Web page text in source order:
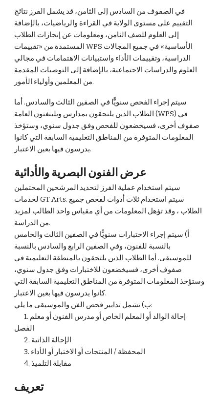
في الصفوف من السادس إلى الثامن، قد يشمل الفرز نتائج
التقييم على مستوى الولاية في القراءة والرياضيات، بالإضافة
إلى العلوم للصف الثامن، ومعلومات عن إنجازات الطلاب
المستمدة من «تقييمات WPS الأساسية» في جميع المجالات
الدراسية، وتقييمات الأداء واستبيانات الاهتمامات في مجالي
العلوم والدراسات الاجتماعية، بالإضافة إلى التوصيات المقدمة
من المعلمين وأولياء الأمور.
سيتم إجراء الفحص سنويًّا في الصفين الثالث والسادس. أما
الطلاب الذين يلتحقون بمدارس ويلينغتون العامة (WPS) في
صفوف أخرى، فسيخضعون للفحص وفق جدول سنوي، وستؤخذ
المعلومات المتوفرة من المناطق التعليمية السابقة التي كانوا
يدرسون فيها بعين الاعتبار.
عرض الفنون البصرية والأدائية
سيتم استخدام عملية الفرز لتحديد المرشحين المحتملين
لخدمات GT Arts. سيتم استخدام ثلاث أدوات لفحص جميع
الطلاب ، وقد تؤهل المعلومات من أي مقياس واحد الطالب لمزيد
من الدراسة.
أ) سيتم إجراء الاختبارات سنويًّا في الصفين الثالث والخامس
بالنسبة للفنون، وفي الصفين الرابع والسادس بالنسبة
للموسيقى. أما الطلاب الذين يلتحقون بالمنطقة التعليمية في
صفوف أخرى، فسيخضعون للاختبارات وفق جدول سنوي،
وستؤخذ المعلومات المتوفرة من المناطق التعليمية السابقة التي
كانوا يدرسون فيها بعين الاعتبار.
ب) تشمل تدابير فحص الفن والموسيقى ما يلي:
1. إحالة الوالد أو المعلم الخاص أو مدرس الفنون أو معلم
تعريف